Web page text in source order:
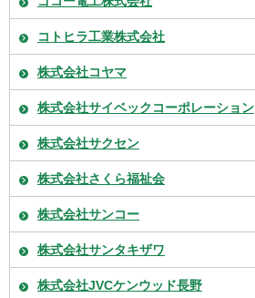
コトヒラ工業株式会社
株式会社コヤマ
株式会社サイベックコーポレーション
株式会社サクセン
株式会社さくら福祉会
株式会社サンコー
株式会社サンタキザワ
株式会社JVCケンウッド長野